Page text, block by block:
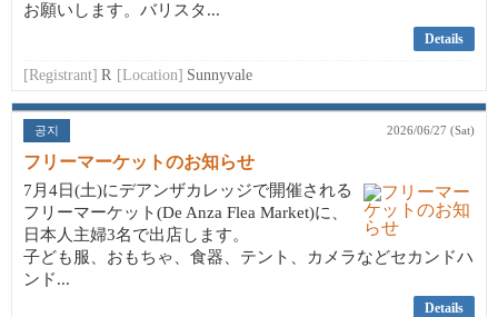
お願いします。バリスタ...
Details
[Registrant] R [Location] Sunnyvale
공지 2026/06/27 (Sat)
フリーマーケットのお知らせ
7月4日(土)にデアンザカレッジで開催される
フリーマーケット(De Anza Flea Market)に、
日本人主婦3名で出店します。
子ども服、おもちゃ、食器、テント、カメラなどセカンドハ
ンド...
Details